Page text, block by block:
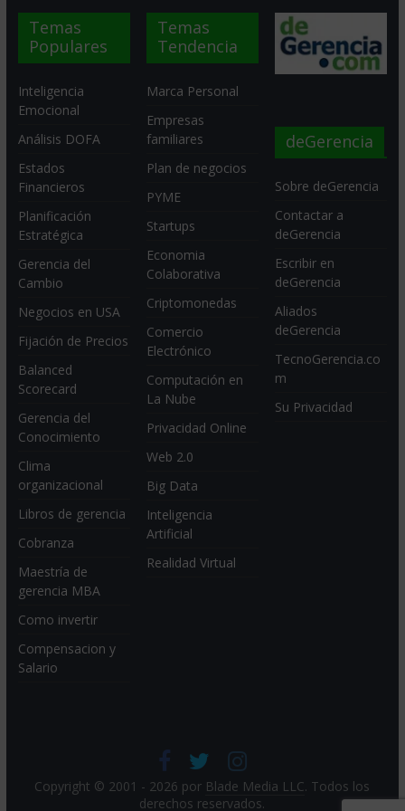
Temas
Populares
Inteligencia
Emocional
Análisis DOFA
Estados
Financieros
Planificación
Estratégica
Gerencia del
Cambio
Negocios en USA
Fijación de Precios
Balanced
Scorecard
Gerencia del
Conocimiento
Clima
organizacional
Libros de gerencia
Cobranza
Maestría de
gerencia MBA
Como invertir
Compensacion y
Salario
Temas
Tendencia
Marca Personal
Empresas
familiares
Plan de negocios
PYME
Startups
Economia
Colaborativa
Criptomonedas
Comercio
Electrónico
Computación en
La Nube
Privacidad Online
Web 2.0
Big Data
Inteligencia
Artificial
Realidad Virtual
deGerencia
Sobre deGerencia
Contactar a
deGerencia
Escribir en
deGerencia
Aliados
deGerencia
TecnoGerencia.co
m
Su Privacidad
Copyright © 2001 - 2026 por Blade Media LLC. Todos los
derechos reservados.